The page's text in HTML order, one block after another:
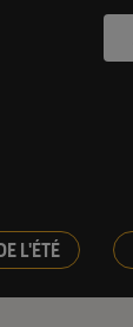
L'ÉTÉ